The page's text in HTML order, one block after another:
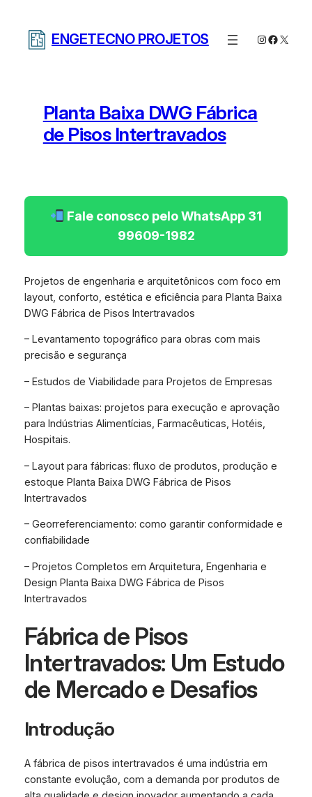
ENGETECNO PROJETOS Instagram
X
Planta Baixa DWG Fábrica
de Pisos Intertravados
Fale conosco pelo WhatsApp 31
99609-1982
Projetos de engenharia e arquitetônicos com foco em
layout, conforto, estética e eficiência para Planta Baixa
DWG Fábrica de Pisos Intertravados
– Levantamento topográfico para obras com mais
precisão e segurança
– Estudos de Viabilidade para Projetos de Empresas
– Plantas baixas: projetos para execução e aprovação
para Indústrias Alimentícias, Farmacêuticas, Hotéis,
Hospitais.
– Layout para fábricas: fluxo de produtos, produção e
estoque Planta Baixa DWG Fábrica de Pisos
Intertravados
– Georreferenciamento: como garantir conformidade e
confiabilidade
– Projetos Completos em Arquitetura, Engenharia e
Design Planta Baixa DWG Fábrica de Pisos
Intertravados
Fábrica de Pisos
Intertravados: Um Estudo
de Mercado e Desafios
Introdução
A fábrica de pisos intertravados é uma indústria em
constante evolução, com a demanda por produtos de